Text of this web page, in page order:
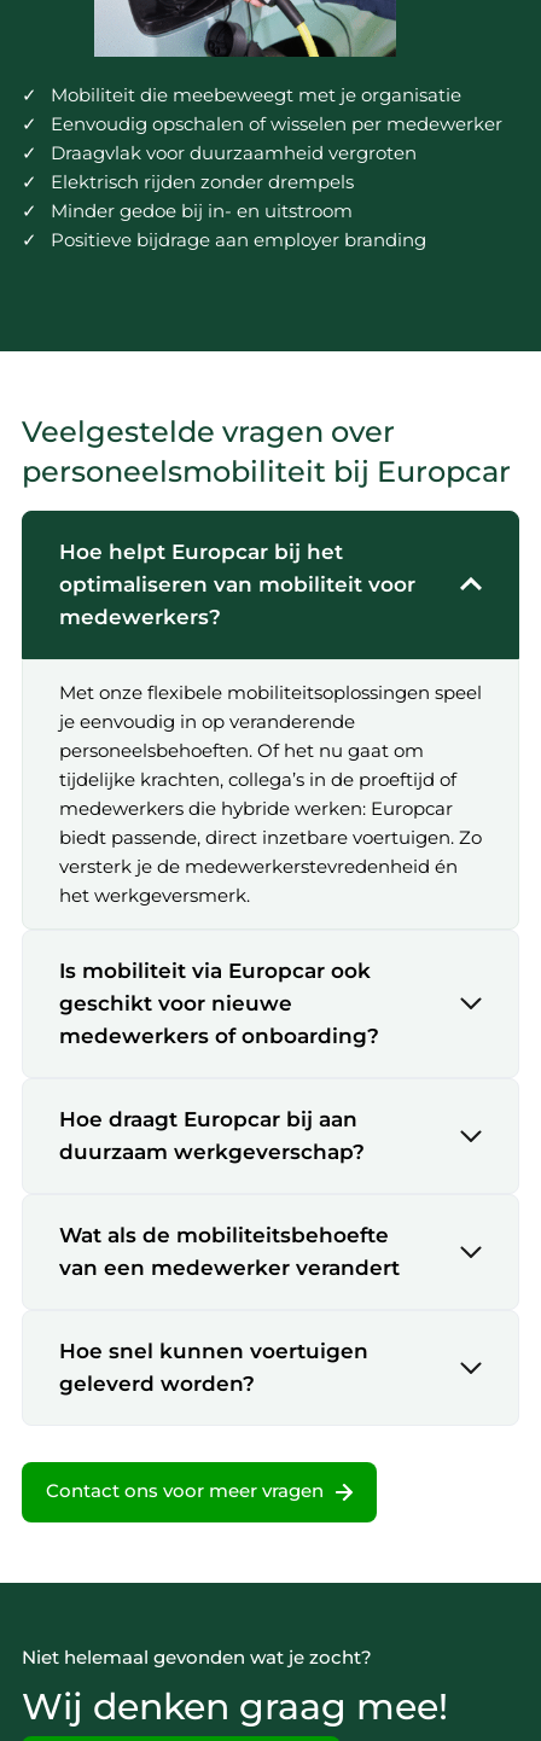
Mobiliteit die meebeweegt met je organisatie
Eenvoudig opschalen of wisselen per medewerker
Draagvlak voor duurzaamheid vergroten
Elektrisch rijden zonder drempels
Minder gedoe bij in- en uitstroom
Positieve bijdrage aan employer branding
Veelgestelde vragen over
personeelsmobiliteit bij Europcar
Hoe helpt Europcar bij het
optimaliseren van mobiliteit voor
medewerkers?
Met onze flexibele mobiliteitsoplossingen speel
je eenvoudig in op veranderende
personeelsbehoeften. Of het nu gaat om
tijdelijke krachten, collega’s in de proeftijd of
medewerkers die hybride werken: Europcar
biedt passende, direct inzetbare voertuigen. Zo
versterk je de medewerkerstevredenheid én
het werkgeversmerk.
Is mobiliteit via Europcar ook
geschikt voor nieuwe
medewerkers of onboarding?
Hoe draagt Europcar bij aan
duurzaam werkgeverschap?
Wat als de mobiliteitsbehoefte
van een medewerker verandert
Hoe snel kunnen voertuigen
geleverd worden?
Contact ons voor meer vragen
Niet helemaal gevonden wat je zocht?
Wij denken graag mee!